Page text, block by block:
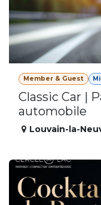
Member & Guest
Classic Car |
automobile
Louvain-la-